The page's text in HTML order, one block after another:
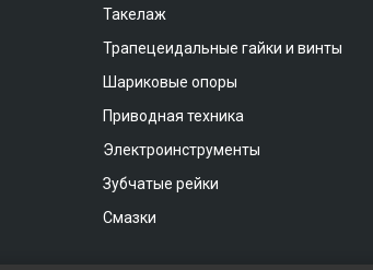
Такелаж
Трапецеидальные гайки и винты
Шариковые опоры
Приводная техника
Электроинструменты
Зубчатые рейки
Смазки